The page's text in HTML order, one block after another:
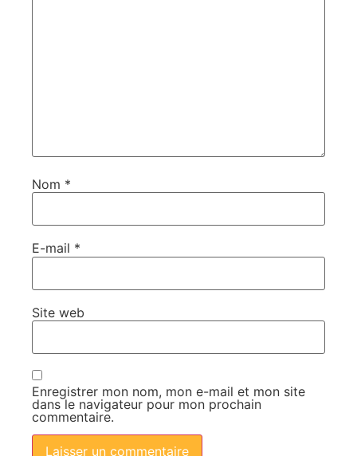
Nom *
E-mail *
Site web
Enregistrer mon nom, mon e-mail et mon site
dans le navigateur pour mon prochain
commentaire.